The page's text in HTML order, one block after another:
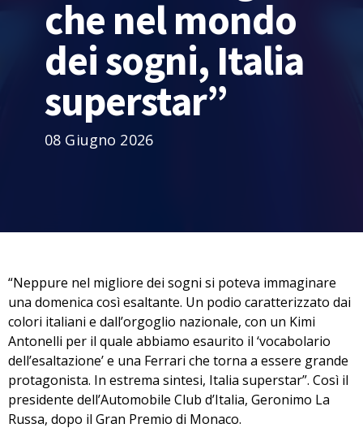
che nel mondo
dei sogni, Italia
superstar”
08 Giugno 2026
“Neppure nel migliore dei sogni si poteva immaginare
una domenica così esaltante. Un podio caratterizzato dai
colori italiani e dall’orgoglio nazionale, con un Kimi
Antonelli per il quale abbiamo esaurito il ‘vocabolario
dell’esaltazione’ e una Ferrari che torna a essere grande
protagonista. In estrema sintesi, Italia superstar”. Così il
presidente dell’Automobile Club d’Italia, Geronimo La
Russa, dopo il Gran Premio di Monaco.